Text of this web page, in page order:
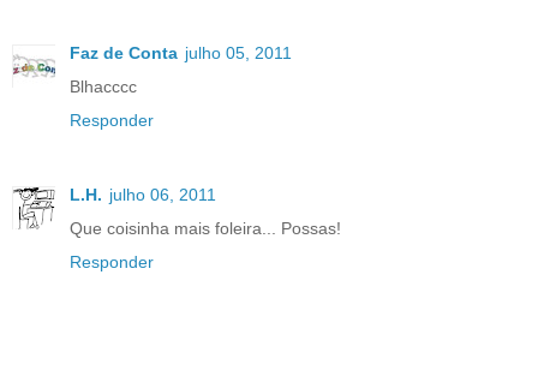
Faz de Conta julho 05, 2011
Blhacccc
Responder
L.H. julho 06, 2011
Que coisinha mais foleira... Possas!
Responder